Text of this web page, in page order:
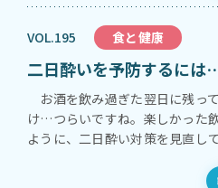
VOL.195 食と健康
二日酔いを予防するには
お酒を飲み過ぎた翌日に残っ
け…つらいですね。楽しかった
ように、二日酔い対策を見直し